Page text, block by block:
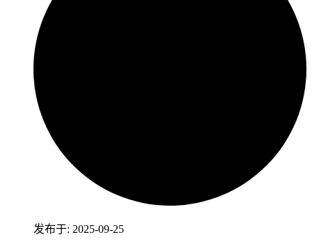
发布于: 2025-09-25